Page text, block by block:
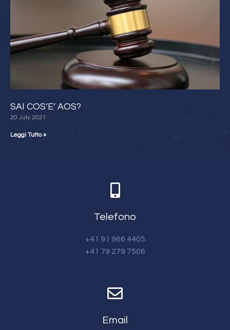
SAI COS’E’ AOS?
20 July 2021
Leggi Tutto »
Telefono
+41 91 966 4405
+41 79 279 7506
Email